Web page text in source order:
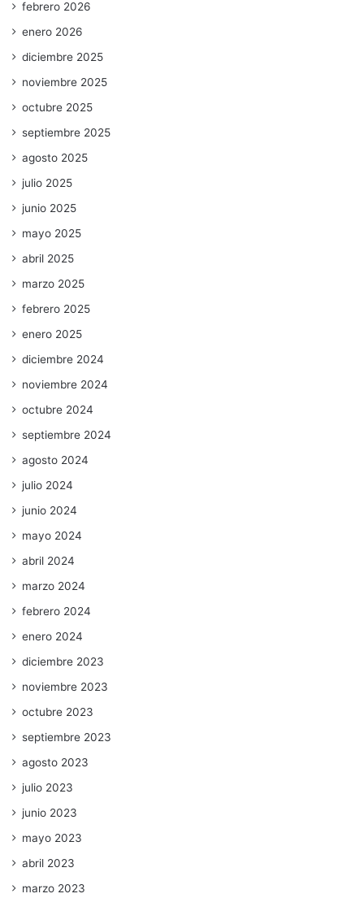
febrero 2026
enero 2026
diciembre 2025
noviembre 2025
octubre 2025
septiembre 2025
agosto 2025
julio 2025
junio 2025
mayo 2025
abril 2025
marzo 2025
febrero 2025
enero 2025
diciembre 2024
noviembre 2024
octubre 2024
septiembre 2024
agosto 2024
julio 2024
junio 2024
mayo 2024
abril 2024
marzo 2024
febrero 2024
enero 2024
diciembre 2023
noviembre 2023
octubre 2023
septiembre 2023
agosto 2023
julio 2023
junio 2023
mayo 2023
abril 2023
marzo 2023